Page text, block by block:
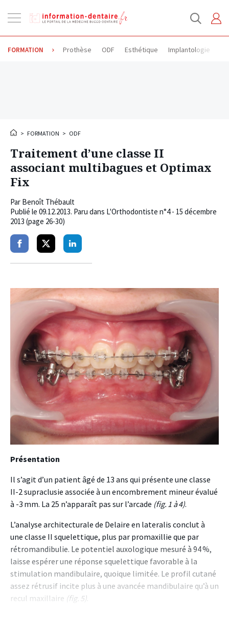
la
FORMATION Prothèse ODF Esthétique Implantologie
> FORMATION > ODF
Traitement d’une classe II
associant multibagues et Optimax
Fix
Par Benoît Thébault
Publié le 09.12.2013. Paru dans L'Orthodontiste n°4 - 15 décembre
2013 (page 26-30)
PartagerPartagerPartager
Présentation
Il s’agit d’un patient âgé de 13 ans qui présente une classe
II-2 supraclusie associée à un encombrement mineur évalué
à -3 mm. La 25 n’apparaît pas sur l’arcade (fig. 1 à 4).
L’analyse architecturale de Delaire en lateralis conclut à
une classe II squelettique, plus par promaxillie que par
rétromandibulie. Le potentiel auxologique mesuré à 94 %,
laisse espérer une réponse squelettique favorable à la
stimulation mandibulaire, quoique limitée. Le profil cutané
assez rétrusif incite plus à une avancée mandibulaire qu’à un
recul maxillaire (fig. 5)